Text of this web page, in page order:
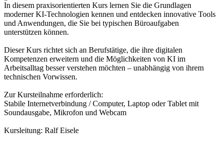
In diesem praxisorientierten Kurs lernen Sie die Grundlagen
moderner KI-Technologien kennen und entdecken innovative Tools
und Anwendungen, die Sie bei typischen Büroaufgaben
unterstützen können.
Dieser Kurs richtet sich an Berufstätige, die ihre digitalen
Kompetenzen erweitern und die Möglichkeiten von KI im
Arbeitsalltag besser verstehen möchten – unabhängig von ihrem
technischen Vorwissen.
Zur Kursteilnahme erforderlich:
Stabile Internetverbindung / Computer, Laptop oder Tablet mit
Soundausgabe, Mikrofon und Webcam
Kursleitung: Ralf Eisele